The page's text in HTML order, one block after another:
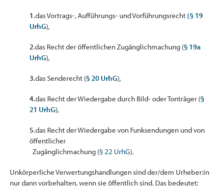
1.das Vortrags-, Aufführungs- und Vorführungsrecht (§ 19
UrhG),
2.das Recht der öffentlichen Zugänglichmachung (§ 19a
UrhG),
3.das Senderecht (§ 20 UrhG),
4.das Recht der Wiedergabe durch Bild- oder Tonträger (§
21 UrhG),
5.das Recht der Wiedergabe von Funksendungen und von
öffentlicher
Zugänglichmachung (§ 22 UrhG).
Unkörperliche Verwertungshandlungen sind der/dem Urheber:in
nur dann vorbehalten, wenn sie öffentlich sind. Das bedeutet: